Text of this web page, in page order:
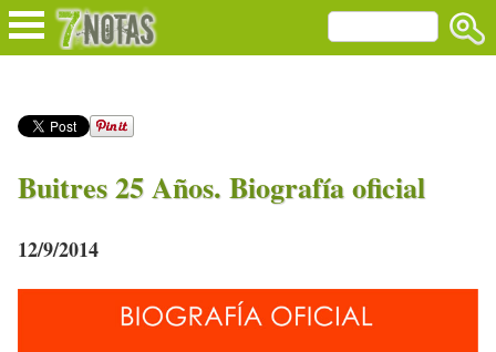
Buitres 25 Años. Biografía oficial
12/9/2014